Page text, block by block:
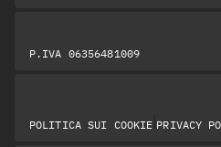
P.IVA 06356481009
POLITICA SUI COOKIE PRIVACY